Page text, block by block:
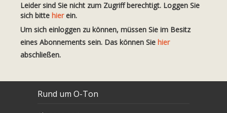
Leider sind Sie nicht zum Zugriff berechtigt. Loggen Sie
sich bitte hierein.
Um sich einloggen zu können, müssen Sie im Besitz
eines Abonnements sein. Das können Sie hier
abschließen.
Rund um O-Ton